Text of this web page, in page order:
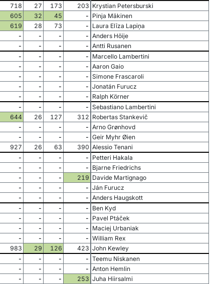
718 27 173 203 Krystian Petersburski
605 32 45 - Pinja Mäkinen
619 28 73 - Laura Elīza Lapiņa
- - - - Anders Höije
- - - - Antti Rusanen
- - - - Marcello Lambertini
- - - - Aaron Gaio
- - - - Simone Frascaroli
- - - - Jonatán Furucz
- - - - Ralph Körner
- - - - Sebastiano Lambertini
644 26 127 312 Robertas Stankevič
- - - - Arno Grønhovd
- - - - Geir Myhr Øien
927 26 63 390 Alessio Tenani
- - - - Petteri Hakala
- - - - Bjarne Friedrichs
- - - 219 Davide Martignago
- - - - Ján Furucz
- - - - Anders Haugskott
- - - - Ben Kyd
- - - - Pavel Ptáček
- - - - Maciej Urbaniak
- - - - William Rex
983 29 126 423 John Kewley
- - - - Teemu Niskanen
- - - - Anton Hemlin
- - - 253 Juha Hiirsalmi